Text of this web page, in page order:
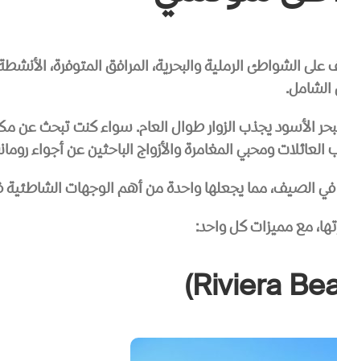
الرملية والبحرية، المرافق المتوفرة،
الشامل.
يجذب الزوار طوال العام. سواء كنت تبحث عن
ومحبي المغامرة والأزواج الباحثين عن أجواء
في الصيف، مما يجعلها واحدة من أهم الوجهات الشاطئية
مع مميزات كل واحد: